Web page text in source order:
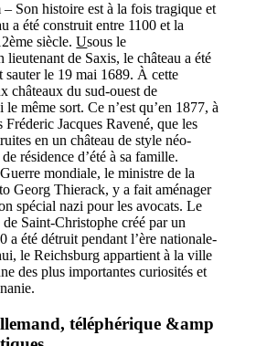
Son histoire est à la fois tragique et
a été construit entre 1100 et la
siècle.Usous le
lieutenant de Saxis, le château a été
sauter le 19 mai 1689. À cette
châteaux du sud-ouest de
même sort. Ce n’est qu’en 1877, à
Jacques Ravené, que les
en un château de style néo-
résidence d’été à sa famille.
mondiale, le ministre de la
Georg Thierack, y a fait aménager
spécial nazi pour les avocats. Le
Saint-Christophe créé par un
a été détruit pendant l’ère nationale-
le Reichsburg appartient à la ville
des plus importantes curiosités et
téléphérique &amp